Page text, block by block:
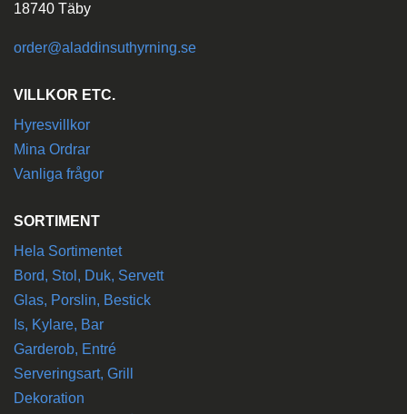
18740 Täby
order@aladdinsuthyrning.se
VILLKOR ETC.
Hyresvillkor
Mina Ordrar
Vanliga frågor
SORTIMENT
Hela Sortimentet
Bord, Stol, Duk, Servett
Glas, Porslin, Bestick
Is, Kylare, Bar
Garderob, Entré
Serveringsart, Grill
Dekoration